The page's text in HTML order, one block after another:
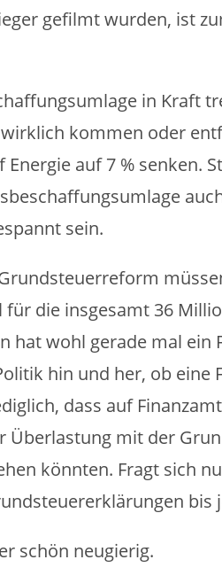
gefilmt wurden, ist
in Kraft
kommen oder
auf 7 % senken.
sein.
die insgesamt 36
hat wohl gerade mal ein
hin und her, ob eine
dass auf
Überlastung mit der
könnten. Fragt sich
bis
schön neugierig.